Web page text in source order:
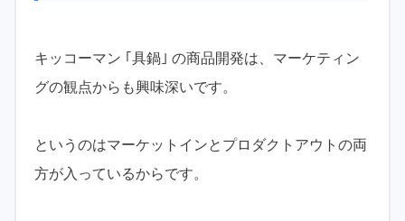
キッコーマン ｢具鍋｣ の商品開発は、マーケティン
グの観点からも興味深いです。
というのはマーケットインとプロダクトアウトの両
方が入っているからです。